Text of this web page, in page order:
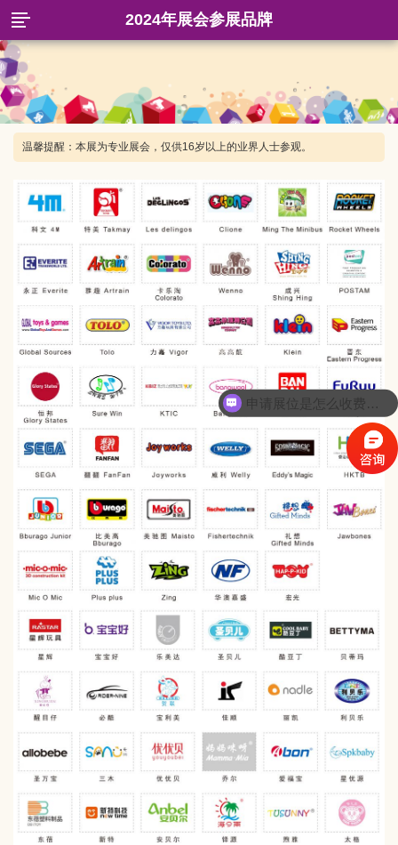
2024年展会参展品牌
温馨提醒：本展为专业展会，仅供16岁以上的业界人士参观。
申请展位是怎么收费的呢？
现在申请展位有优惠活动么？